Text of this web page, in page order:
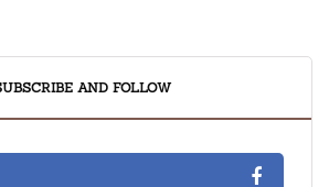
AND FOLLOW